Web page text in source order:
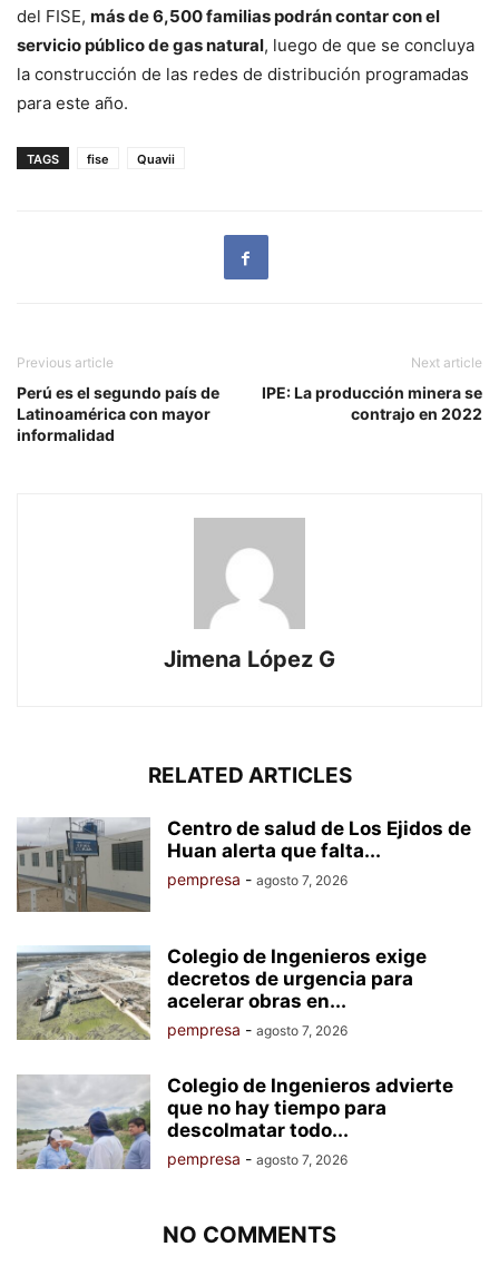
del FISE, más de 6,500 familias podrán contar con el
servicio público de gas natural, luego de que se concluya
la construcción de las redes de distribución programadas
para este año.
TAGS fise Quavii
Previous article
Perú es el segundo país de
Latinoamérica con mayor
informalidad
Next article
IPE: La producción minera se
contrajo en 2022
Jimena López G
RELATED ARTICLES
Centro de salud de Los Ejidos de
Huan alerta que falta...
pempresa - agosto 7, 2026
Colegio de Ingenieros exige
decretos de urgencia para
acelerar obras en...
pempresa - agosto 7, 2026
Colegio de Ingenieros advierte
que no hay tiempo para
descolmatar todo...
pempresa - agosto 7, 2026
NO COMMENTS